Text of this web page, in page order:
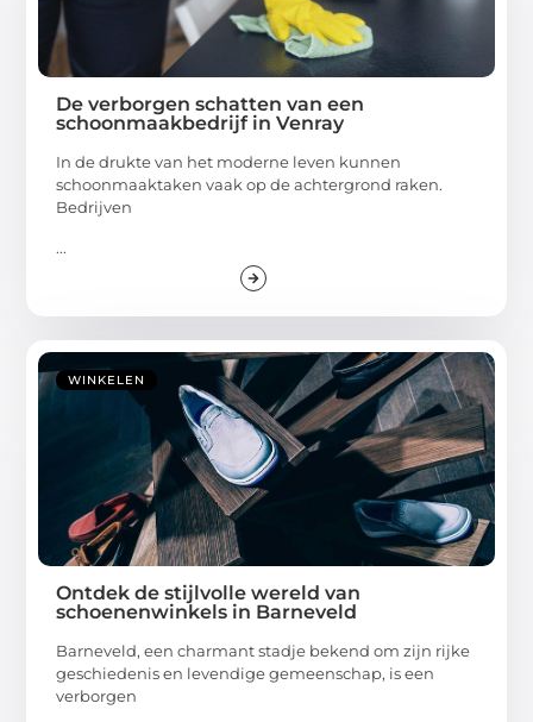
De verborgen schatten van een
schoonmaakbedrijf in Venray
In de drukte van het moderne leven kunnen
schoonmaaktaken vaak op de achtergrond raken.
Bedrijven
...
WINKELEN
Ontdek de stijlvolle wereld van
schoenenwinkels in Barneveld
Barneveld, een charmant stadje bekend om zijn rijke
geschiedenis en levendige gemeenschap, is een
verborgen